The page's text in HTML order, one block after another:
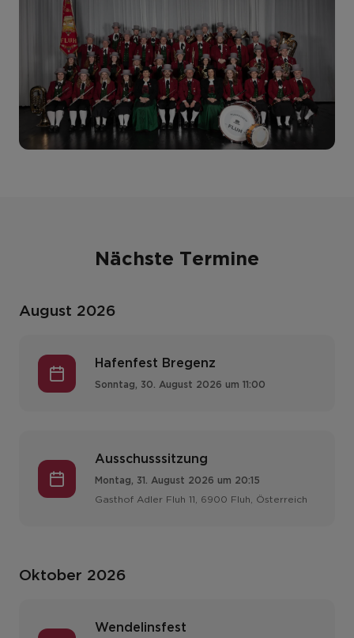
Nächste Termine
August 2026
Hafenfest Bregenz
Sonntag, 30. August 2026 um 11:00
Ausschusssitzung
Montag, 31. August 2026 um 20:15
Gasthof Adler Fluh 11, 6900 Fluh, Österreich
Oktober 2026
Wendelinsfest